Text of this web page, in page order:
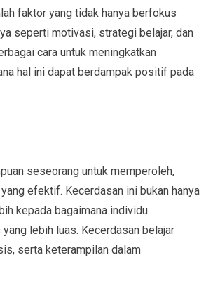
faktor yang tidak hanya berfokus
seperti motivasi, strategi belajar, dan
cara untuk meningkatkan
hal ini dapat berdampak positif pada
seseorang untuk memperoleh,
efektif. Kecerdasan ini bukan hanya
kepada bagaimana individu
lebih luas. Kecerdasan belajar
serta keterampilan dalam